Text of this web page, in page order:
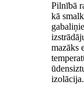
Pilnībā
kā
mazāks
izolācija.